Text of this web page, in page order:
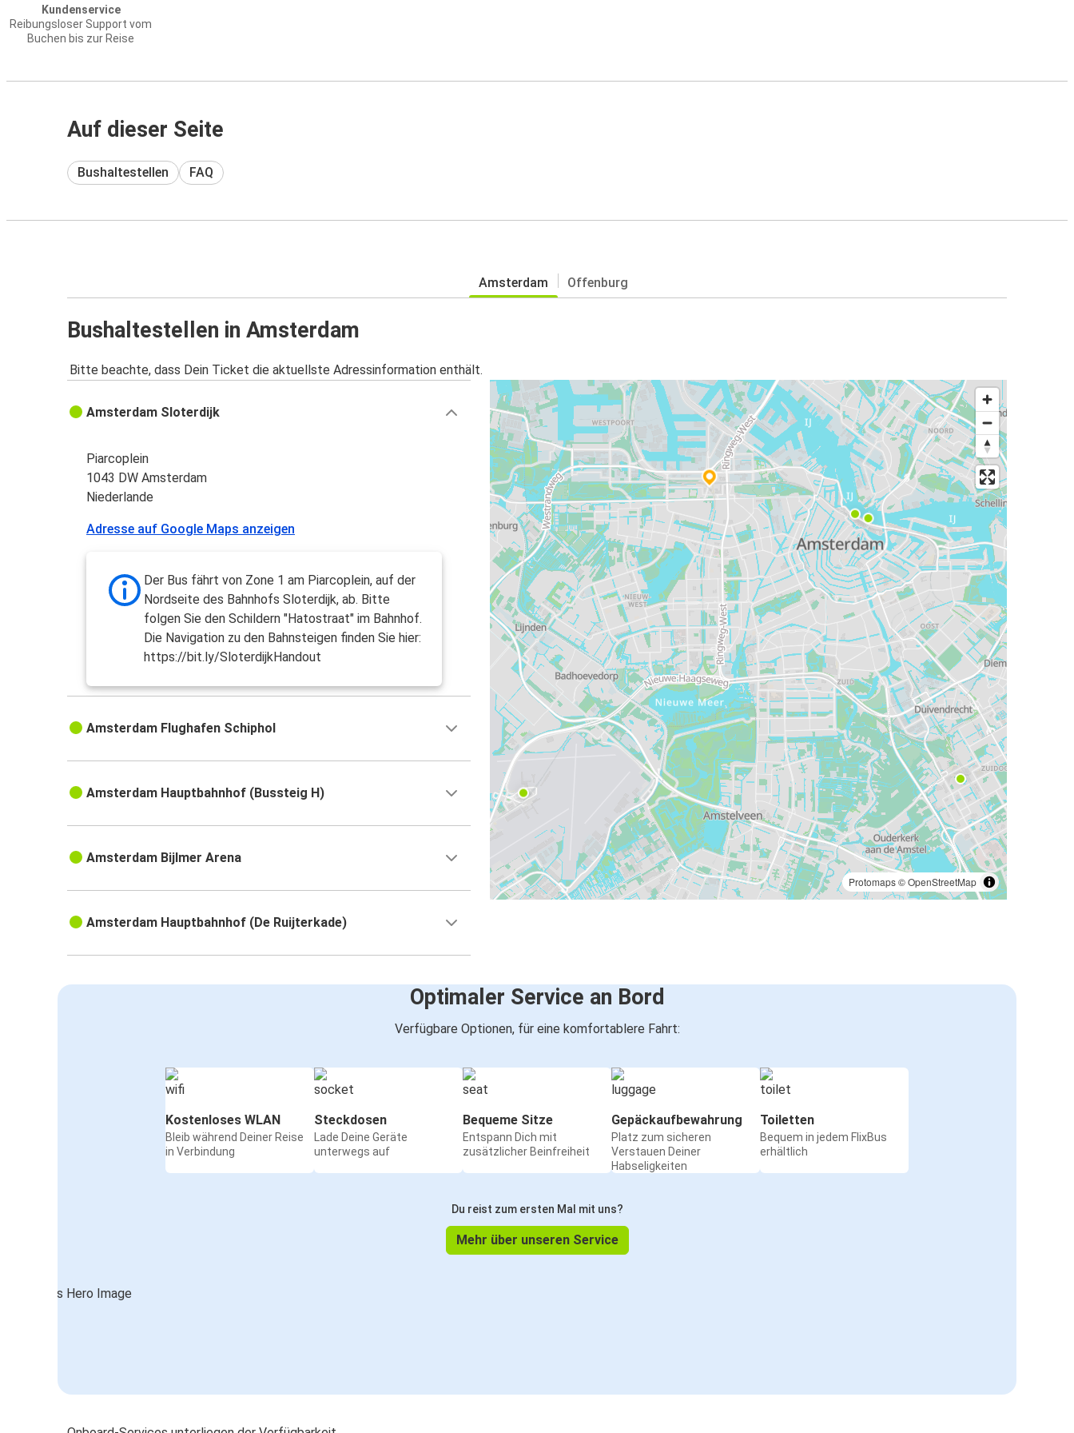
Kundenservice
Reibungsloser Support vom
Buchen bis zur Reise
Auf dieser Seite
Bushaltestellen FAQ
Amsterdam Offenburg
Bushaltestellen in Amsterdam
Bitte beachte, dass Dein Ticket die aktuellste Adressinformation enthält.
Protomaps©OpenStreetMap
Amsterdam Sloterdijk
Piarcoplein
1043 DW Amsterdam
Niederlande
Adresse auf Google Maps anzeigen
Der Bus fährt von Zone 1 am Piarcoplein, auf der
Nordseite des Bahnhofs Sloterdijk, ab. Bitte
folgen Sie den Schildern "Hatostraat" im Bahnhof.
Die Navigation zu den Bahnsteigen finden Sie hier:
https://bit.ly/SloterdijkHandout
Amsterdam Flughafen Schiphol
Amsterdam Hauptbahnhof (Bussteig H)
Amsterdam Bijlmer Arena
Amsterdam Hauptbahnhof (De Ruijterkade)
Optimaler Service an Bord
Verfügbare Optionen, für eine komfortablere Fahrt:
Kostenloses WLAN
Bleib während Deiner Reise
in Verbindung
Steckdosen
Lade Deine Geräte
unterwegs auf
Bequeme Sitze
Entspann Dich mit
zusätzlicher Beinfreiheit
Gepäckaufbewahrung
Platz zum sicheren
Verstauen Deiner
Habseligkeiten
Toiletten
Bequem in jedem FlixBus
erhältlich
Du reist zum ersten Mal mit uns?
Mehr über unseren Service